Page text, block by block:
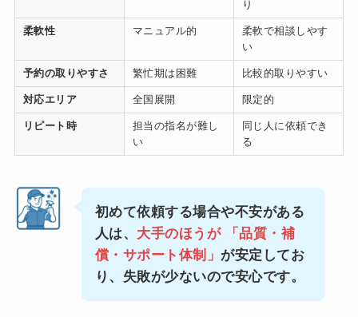
り
柔軟性 マニュアル的
柔軟で相談しやす
い
予約の取りやすさ 繁忙期は困難 比較的取りやすい
対応エリア 全国展開 限定的
リピート時
担当の指名が難し
い
同じ人に依頼でき
る
初めて依頼する場合や不安がある
人は、 大手のほうが
「品質・補
償・サポート体制 」が安定してお
り、失敗が少ないので安心です。